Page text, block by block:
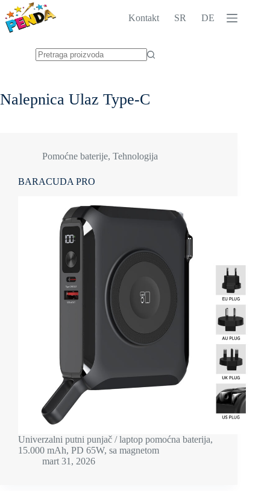
to
content
Kontakt SR DE
Nalepnica Ulaz Type-C
Pomoćne baterije, Tehnologija
BARACUDA PRO
Univerzalni putni punjač / laptop pomoćna baterija,
15.000 mAh, PD 65W, sa magnetom
mart 31, 2026